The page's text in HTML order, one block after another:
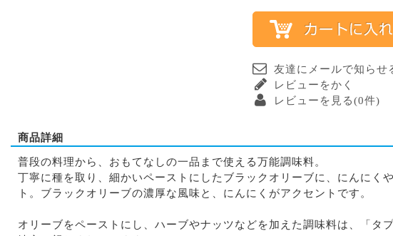
友達にメールで知らせ
レビューをかく
レビューを見る(0件)
商品詳細
普段の料理から、おもてなしの一品まで使える万能調味料。
丁寧に種を取り、細かいペーストにしたブラックオリーブに、にんにく
ト。ブラックオリーブの濃厚な風味と、にんにくがアクセントです。
オリーブをペーストにし、ハーブやナッツなどを加えた調味料は、「タ